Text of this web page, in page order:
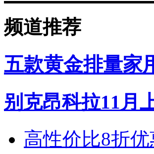
频道推荐
五款黄金排量家
别克昂科拉11月
高性价比8折